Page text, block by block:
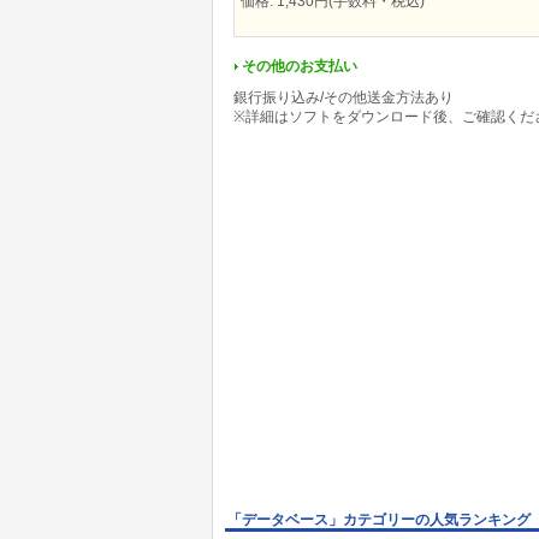
その他のお支払い
銀行振り込み/その他送金方法あり
※詳細はソフトをダウンロード後、ご確認くだ
「データベース」カテゴリーの人気ランキング